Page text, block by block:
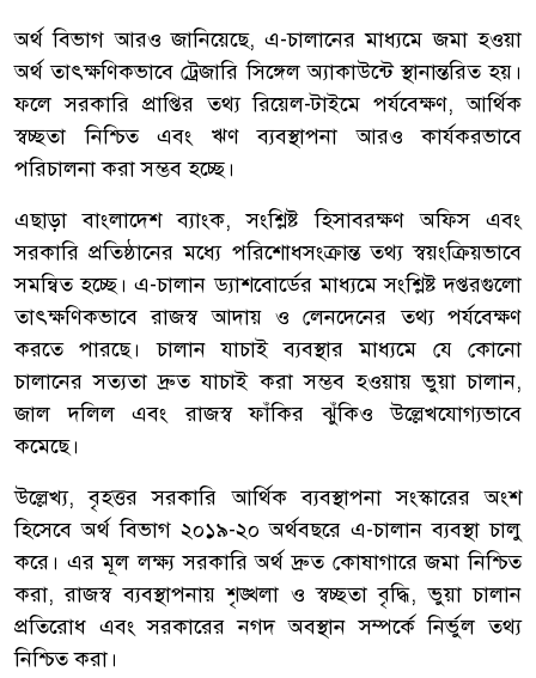
অর্থ বিভাগ আরও জানিয়েছে, এ-চালানের মাধ্যমে জমা হওয়া
অর্থ তাৎক্ষণিকভাবে ট্রেজারি সিঙ্গেল অ্যাকাউন্টে স্থানান্তরিত হয়।
ফলে সরকারি প্রাপ্তির তথ্য রিয়েল-টাইমে পর্যবেক্ষণ, আর্থিক
স্বচ্ছতা নিশ্চিত এবং ঋণ ব্যবস্থাপনা আরও কার্যকরভাবে
পরিচালনা করা সম্ভব হচ্ছে।
এছাড়া বাংলাদেশ ব্যাংক, সংশ্লিষ্ট হিসাবরক্ষণ অফিস এবং
সরকারি প্রতিষ্ঠানের মধ্যে পরিশোধসংক্রান্ত তথ্য স্বয়ংক্রিয়ভাবে
সমন্বিত হচ্ছে। এ-চালান ড্যাশবোর্ডের মাধ্যমে সংশ্লিষ্ট দপ্তরগুলো
তাৎক্ষণিকভাবে রাজস্ব আদায় ও লেনদেনের তথ্য পর্যবেক্ষণ
করতে পারছে। চালান যাচাই ব্যবস্থার মাধ্যমে যে কোনো
চালানের সত্যতা দ্রুত যাচাই করা সম্ভব হওয়ায় ভুয়া চালান,
জাল দলিল এবং রাজস্ব ফাঁকির ঝুঁকিও উল্লেখযোগ্যভাবে
কমেছে।
উল্লেখ্য, বৃহত্তর সরকারি আর্থিক ব্যবস্থাপনা সংস্কারের অংশ
হিসেবে অর্থ বিভাগ ২০১৯-২০ অর্থবছরে এ-চালান ব্যবস্থা চালু
করে। এর মূল লক্ষ্য সরকারি অর্থ দ্রুত কোষাগারে জমা নিশ্চিত
করা, রাজস্ব ব্যবস্থাপনায় শৃঙ্খলা ও স্বচ্ছতা বৃদ্ধি, ভুয়া চালান
প্রতিরোধ এবং সরকারের নগদ অবস্থান সম্পর্কে নির্ভুল তথ্য
নিশ্চিত করা।